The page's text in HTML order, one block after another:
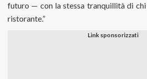
futuro — con la stessa tranquillità di
ristorante.”